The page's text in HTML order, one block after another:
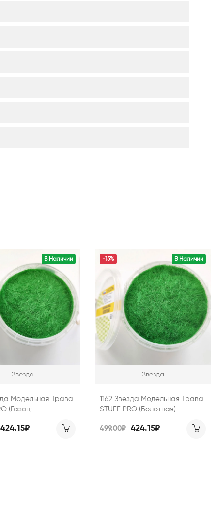
В Наличии
Звезда
Модельная Трава
(Газон)
424.15₽
В Наличии
-15%
Звезда
1162 Звезда Модельная Трава
STUFF PRO (Болотная)
499.00₽ 424.15₽